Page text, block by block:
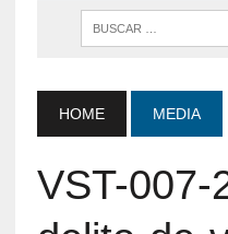
HOME MEDIA
VST-007-